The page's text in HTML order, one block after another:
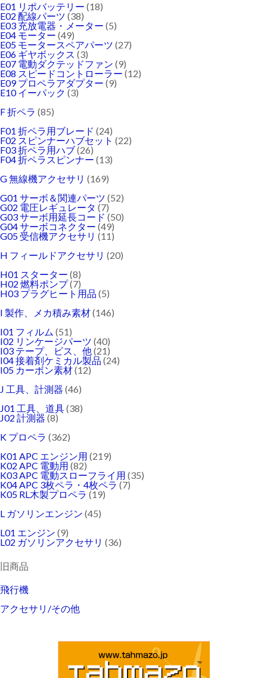
E01 リポバッテリー (18)
E02 配線パーツ (38)
E03 充放電器・メーター (5)
E04 モーター (49)
E05 モータースペアパーツ (27)
E06 ギヤボックス (3)
E07 電動ダクテッドファン (9)
E08 スピードコントローラー (12)
E09 プロペラアダプター (9)
E10 イーパック (3)
F 折ペラ (85)
F01 折ペラ用ブレード (24)
F02 スピンナーハブセット (22)
F03 折ペラ用ハブ(26)
F04 折ペラスピンナー (13)
G 無線機アクセサリ (169)
G01 サーボ＆関連パーツ (52)
G02 電圧レギュレータ (7)
G03 サーボ用延長コード (50)
G04 サーボコネクター (49)
G05 受信機アクセサリ (11)
H フィールドアクセサリ (20)
H01 スターター (8)
H02 燃料ポンプ(7)
H03 プラグヒート用品 (5)
I 製作、メカ積み素材(146)
I01 フィルム (51)
I02 リンケージパーツ (40)
I03 テープ、ビス、他(21)
I04 接着剤ケミカル製品 (24)
I05 カーボン素材(12)
J 工具、計測器 (46)
J01 工具、道具(38)
J02 計測器 (8)
K プロペラ (362)
K01 APC エンジン用 (219)
K02 APC 電動用 (82)
K03 APC 電動スローフライ用 (35)
K04 APC 3枚ペラ・4枚ペラ (7)
K05 RL木製プロペラ (19)
L ガソリンエンジン (45)
L01 エンジン (9)
L02 ガソリンアクセサリ (36)
旧商品
飛行機
アクセサリ/その他